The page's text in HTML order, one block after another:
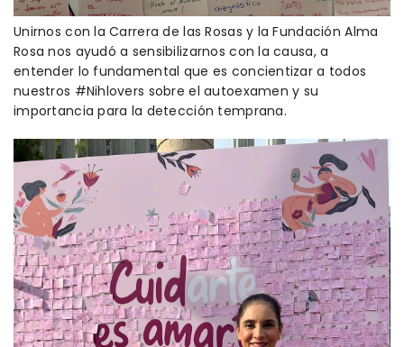
Unirnos con la Carrera de las Rosas y la Fundación Alma
Rosa nos ayudó a sensibilizarnos con la causa, a
entender lo fundamental que es concientizar a todos
nuestros #Nihlovers sobre el autoexamen y su
importancia para la detección temprana.